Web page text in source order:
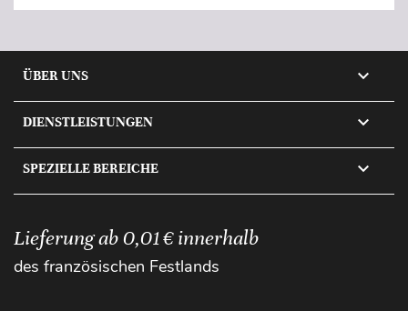
ÜBER UNS 
DIENSTLEISTUNGEN 
SPEZIELLE BEREICHE 
Lieferung ab 0,01 € innerhalb
des französischen Festlands